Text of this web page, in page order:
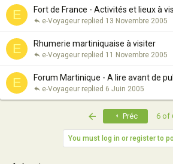
E Fort de France - Activités et lieux à
13 Novembre 2005
e-Voyageur
E Rhumerie martiniquaise à visiter
11 Novembre 2005
e-Voyageur
E Forum Martinique - A lire avant de
6 Juin 2005
e-Voyageur
Préc 6 of
You must log in or register to